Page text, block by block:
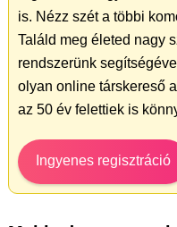
is. Nézz szét a többi
Találd meg életed nagy
rendszerünk
olyan online társkereső
az 50 év felettiek is
Ingyenes regisztráció